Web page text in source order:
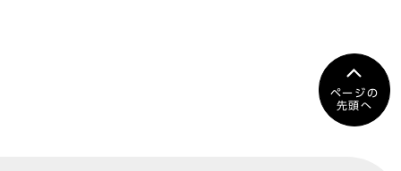
ページの
先頭へ